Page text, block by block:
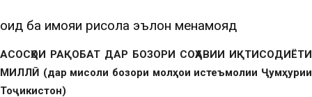
оид ба ҳимояи рисола эълон менамояд
АСОСҲОИ РАҚОБАТ ДАР БОЗОРИ СОҲАВИИ ИҚТИСОДИЁТИ
МИЛЛӢ (дар мисоли бозори молҳои истеъмолии Ҷумҳурии
Тоҷикистон)